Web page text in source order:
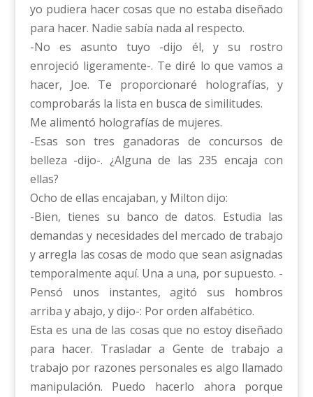
yo pudiera hacer cosas que no estaba diseñado
para hacer. Nadie sabía nada al respecto.
-No es asunto tuyo -dijo él, y su rostro
enrojeció ligeramente-. Te diré lo que vamos a
hacer, Joe. Te proporcionaré holografías, y
comprobarás la lista en busca de similitudes.
Me alimentó holografías de mujeres.
-Esas son tres ganadoras de concursos de
belleza -dijo-. ¿Alguna de las 235 encaja con
ellas?
Ocho de ellas encajaban, y Milton dijo:
-Bien, tienes su banco de datos. Estudia las
demandas y necesidades del mercado de trabajo
y arregla las cosas de modo que sean asignadas
temporalmente aquí. Una a una, por supuesto. -
Pensó unos instantes, agitó sus hombros
arriba y abajo, y dijo-: Por orden alfabético.
Esta es una de las cosas que no estoy diseñado
para hacer. Trasladar a Gente de trabajo a
trabajo por razones personales es algo llamado
manipulación. Puedo hacerlo ahora porque